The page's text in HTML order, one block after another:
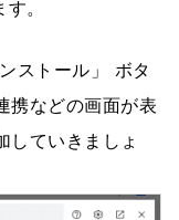
。
ストール」 ボタ
携などの画面が表
していきましょ